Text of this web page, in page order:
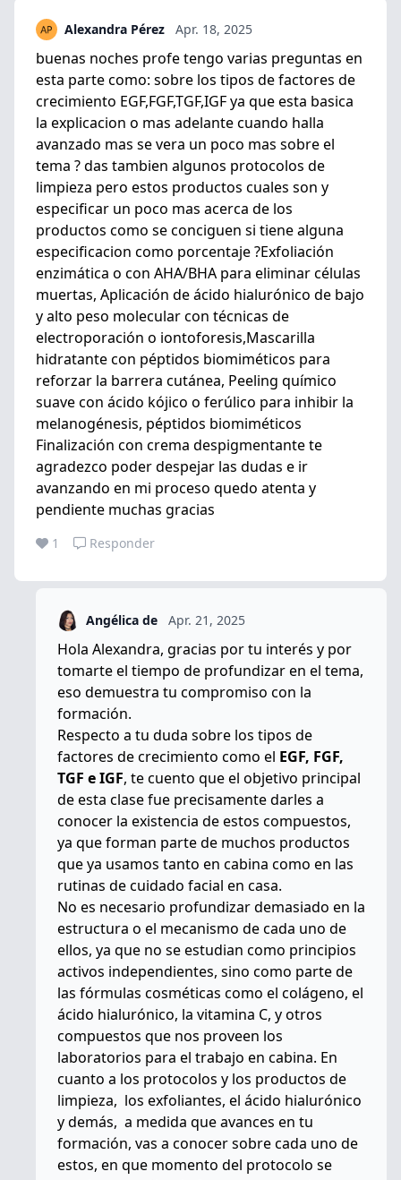
Alexandra Pérez Apr. 18, 2025
buenas noches profe tengo varias preguntas en
esta parte como: sobre los tipos de factores de
crecimiento EGF,FGF,TGF,IGF ya que esta basica
la explicacion o mas adelante cuando halla
avanzado mas se vera un poco mas sobre el
tema ? das tambien algunos protocolos de
limpieza pero estos productos cuales son y
especificar un poco mas acerca de los
productos como se conciguen si tiene alguna
especificacion como porcentaje ?Exfoliación
enzimática o con AHA/BHA para eliminar células
muertas, Aplicación de ácido hialurónico de bajo
y alto peso molecular con técnicas de
electroporación o iontoforesis,Mascarilla
hidratante con péptidos biomiméticos para
reforzar la barrera cutánea, Peeling químico
suave con ácido kójico o ferúlico para inhibir la
melanogénesis, péptidos biomiméticos
Finalización con crema despigmentante te
agradezco poder despejar las dudas e ir
avanzando en mi proceso quedo atenta y
pendiente muchas gracias
1 Responder
Angélica de Apr. 21, 2025
Hola Alexandra, gracias por tu interés y por
tomarte el tiempo de profundizar en el tema,
eso demuestra tu compromiso con la
formación.
Respecto a tu duda sobre los tipos de
factores de crecimiento como el EGF, FGF,
TGF e IGF, te cuento que el objetivo principal
de esta clase fue precisamente darles a
conocer la existencia de estos compuestos,
ya queforman parte de muchos productos
que ya usamos tanto en cabina como en las
rutinas de cuidado facial en casa.
No es necesario profundizar demasiado en la
estructura o el mecanismo de cada uno de
ellos, ya que no se estudian como principios
activos independientes, sino como parte de
las fórmulas cosméticas como el colágeno, el
ácido hialurónico, la vitamina C, y otros
compuestos que nos proveen los
laboratorios para el trabajo en cabina. En
cuanto a los protocolos y los productos de
limpieza, los exfoliantes, el ácido hialurónico
y demás, a medida que avances en tu
formación, vas a conocer sobre cada uno de
estos, en que momento del protocolo se